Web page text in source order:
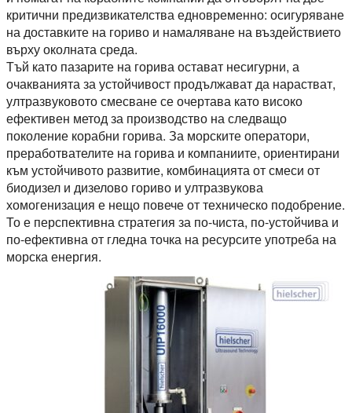
критични предизвикателства едновременно: осигуряване
на доставките на гориво и намаляване на въздействието
върху околната среда.
Тъй като пазарите на горива остават несигурни, а
очакванията за устойчивост продължават да нарастват,
ултразвуковото смесване се очертава като високо
ефективен метод за производство на следващо
поколение корабни горива. За морските оператори,
преработвателите на горива и компаниите, ориентирани
към устойчивото развитие, комбинацията от смеси от
биодизел и дизелово гориво и ултразвукова
хомогенизация е нещо повече от техническо подобрение.
То е перспективна стратегия за по-чиста, по-устойчива и
по-ефективна от гледна точка на ресурсите употреба на
морска енергия.